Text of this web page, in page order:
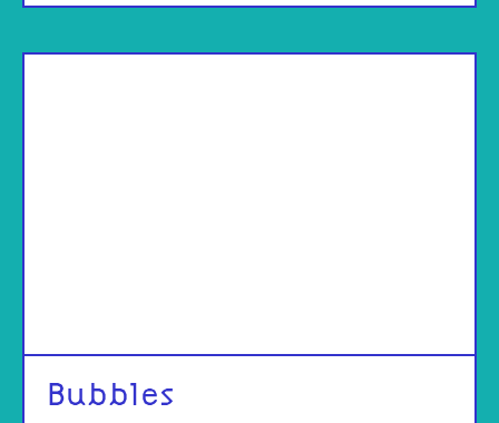
Bubbles